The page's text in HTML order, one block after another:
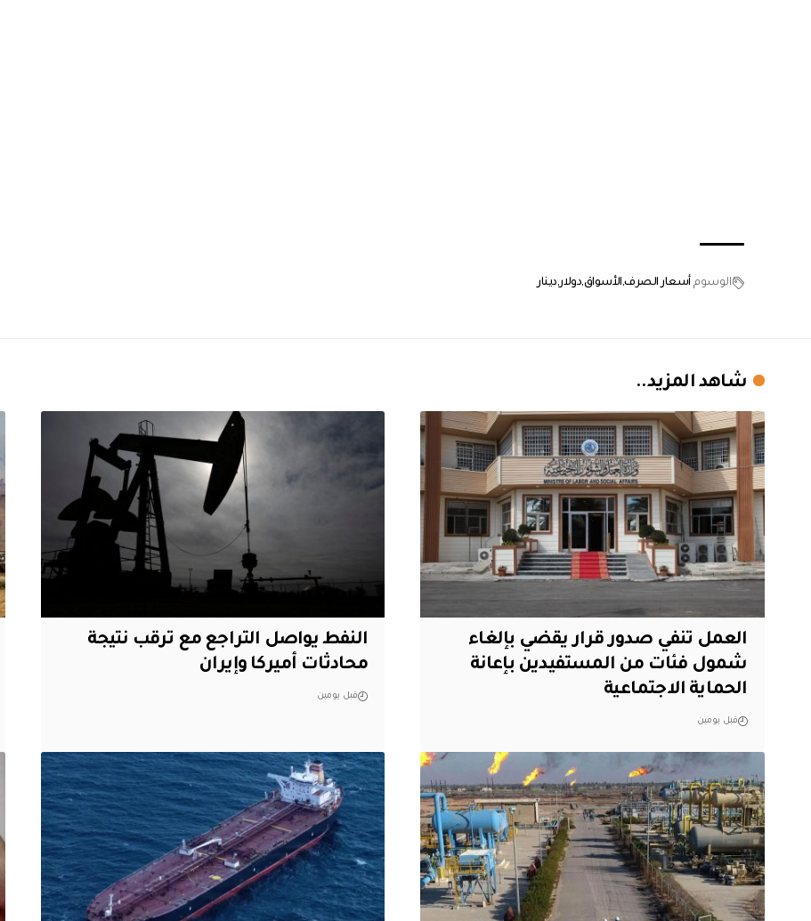
الوسوم أسعار الصرف الأسواق دولار دينار
شاهد المزيد..
العمل تنفي صدور قرار يقضي بإلغاء
شمول فئات من المستفيدين بإعانة
الحماية الاجتماعية
قبل يومين
النفط يواصل التراجع مع ترقب نتيجة
محادثات أميركا وإيران
قبل يومين